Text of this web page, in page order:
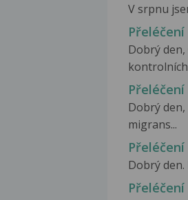
V srpnu
Dobrý
Dobrý
migrans...
Dobrý